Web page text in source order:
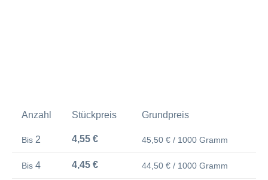
Anzahl Stückpreis Grundpreis
Bis 2 4,55 € 45,50 € / 1000 Gramm
Bis 4 4,45 € 44,50 € / 1000 Gramm